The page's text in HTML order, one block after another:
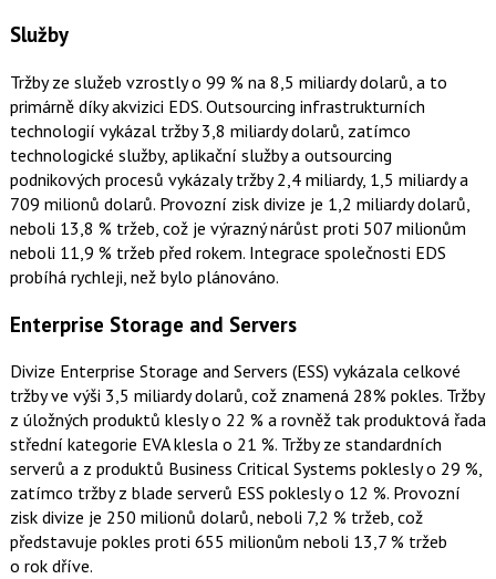
Služby
Tržby ze služeb vzrostly o 99 % na 8,5 miliardy dolarů, a to
primárně díky akvizici EDS. Outsourcing infrastrukturních
technologií vykázal tržby 3,8 miliardy dolarů, zatímco
technologické služby, aplikační služby a outsourcing
podnikových procesů vykázaly tržby 2,4 miliardy, 1,5 miliardy a
709 milionů dolarů. Provozní zisk divize je 1,2 miliardy dolarů,
neboli 13,8 % tržeb, což je výrazný nárůst proti 507 milionům
neboli 11,9 % tržeb před rokem. Integrace společnosti EDS
probíhá rychleji, než bylo plánováno.
Enterprise Storage and Servers
Divize Enterprise Storage and Servers (ESS) vykázala celkové
tržby ve výši 3,5 miliardy dolarů, což znamená 28% pokles. Tržby
z úložných produktů klesly o 22 % a rovněž tak produktová řada
střední kategorie EVA klesla o 21 %. Tržby ze standardních
serverů a z produktů Business Critical Systems poklesly o 29 %,
zatímco tržby z blade serverů ESS poklesly o 12 %. Provozní
zisk divize je 250 milionů dolarů, neboli 7,2 % tržeb, což
představuje pokles proti 655 milionům neboli 13,7 % tržeb
o rok dříve.